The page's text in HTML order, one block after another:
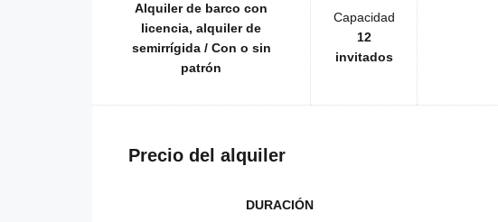
Alquiler de barco con
licencia, alquiler de
semirrígida / Con o sin
patrón
Capacidad
12
invitados
Precio del alquiler
DURACIÓN